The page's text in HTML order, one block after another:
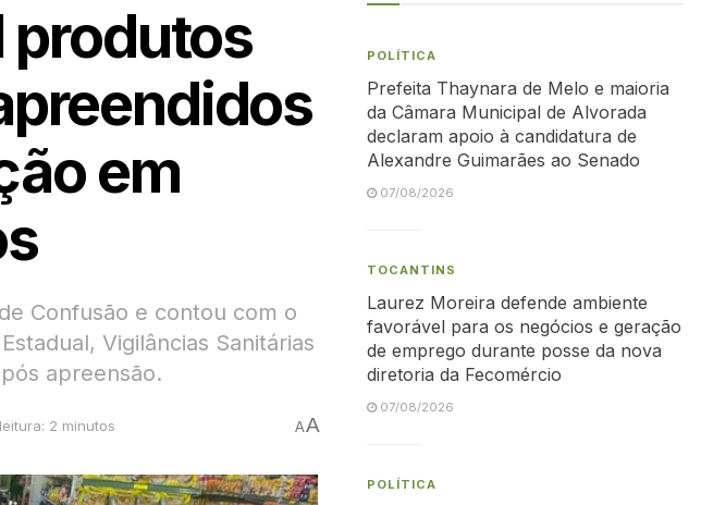
produtos
em
Confusão e contou com o
Vigilâncias Sanitárias
apreensão.
2 minutos AA
POLÍTICA
Prefeita Thaynara de Melo e maioria
da Câmara Municipal de Alvorada
declaram apoio à candidatura de
Alexandre Guimarães ao Senado
07/08/2026
TOCANTINS
Laurez Moreira defende ambiente
favorável para os negócios e geração
de emprego durante posse da nova
diretoria da Fecomércio
07/08/2026
POLÍTICA